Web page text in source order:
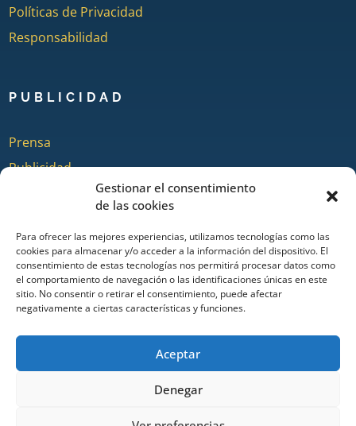
Gestionar el consentimiento
de las cookies
Para ofrecer las mejores experiencias, utilizamos tecnologías como las
cookies para almacenar y/o acceder a la información del dispositivo. El
consentimiento de estas tecnologías nos permitirá procesar datos como
el comportamiento de navegación o las identificaciones únicas en este
sitio. No consentir o retirar el consentimiento, puede afectar
negativamente a ciertas características y funciones.
Aceptar
Denegar
Políticas de Privacidad
Responsabilidad
PUBLICIDAD
Prensa
Publicidad
Quienes somos
COLABORA
Añadir Evento